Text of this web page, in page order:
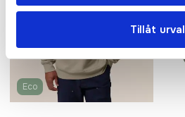
Tillåt urval
Eco